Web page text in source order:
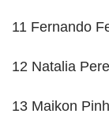
11 Fernando
12 Natalia
13 Maikon